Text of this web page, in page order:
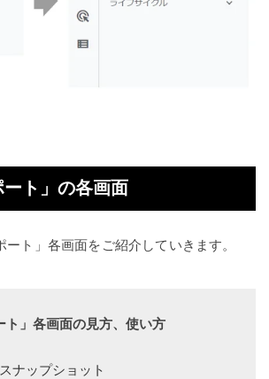
ト」の各画面
ト」各画面をご紹介していきます。
ト」各画面の見方、使い方
ナップショット